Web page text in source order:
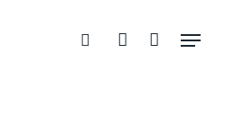
rechercheaccountMenu
Fermer